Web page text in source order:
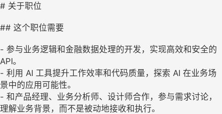
# 关于职位
## 这个职位需要
- 参与业务逻辑和金融数据处理的开发，实现高效和安全的
API。
- 利用 AI 工具提升工作效率和代码质量，探索 AI 在业务场
景中的应用可能性。
- 和产品经理、业务分析师、设计师合作，参与需求讨论，
理解业务背景，而不是被动地接收和执行。